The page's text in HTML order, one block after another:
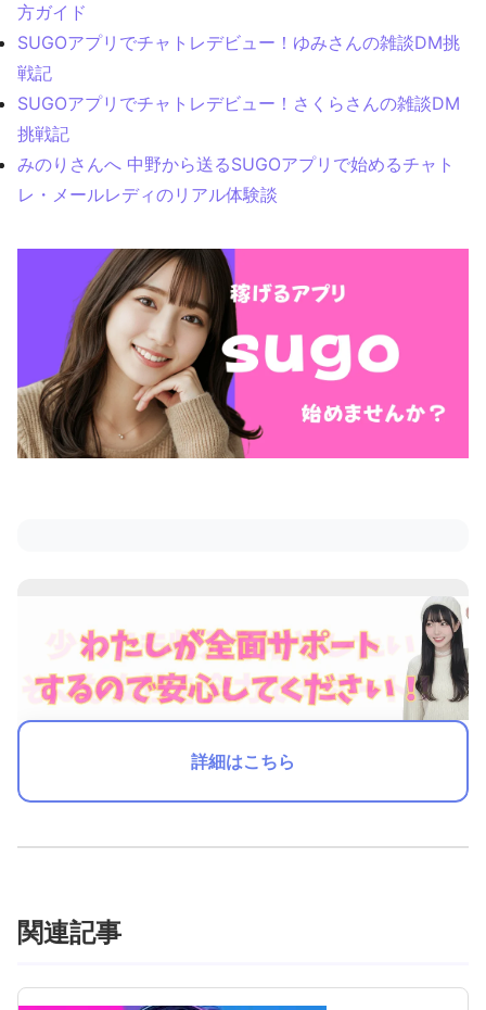
方ガイド
SUGOアプリでチャトレデビュー！ゆみさんの雑談DM挑
戦記
SUGOアプリでチャトレデビュー！さくらさんの雑談DM
挑戦記
みのりさんへ 中野から送るSUGOアプリで始めるチャト
レ・メールレディのリアル体験談
詳細はこちら
関連記事